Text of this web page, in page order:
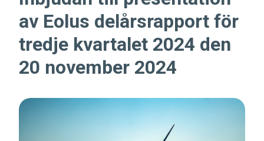
av Eolus delårsrapport för
tredje kvartalet 2024 den
20 november 2024